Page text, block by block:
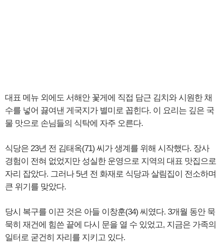
대표 메뉴 외에도 서해안 꽃게에 직접 담근 김치와 시원한 채
수를 넣어 끓여낸 게국지가 별미로 꼽힌다. 이 요리는 깊은 국
물 맛으로 손님들의 식탁에 자주 오른다.
식당은 23년 전 김태옥(71) 씨가 생계를 위해 시작했다. 장사
경험이 전혀 없었지만 성실한 운영으로 지역의 대표 맛집으로
자리 잡았다. 그러나 5년 전 화재로 식당과 살림집이 전소하며
큰 위기를 맞았다.
당시 복구를 이끈 것은 아들 이창훈(34) 씨였다. 3개월 동안 묵
묵히 재건에 힘쓴 끝에 다시 문을 열 수 있었고, 지금은 가족의
일터로 굳건히 자리를 지키고 있다.